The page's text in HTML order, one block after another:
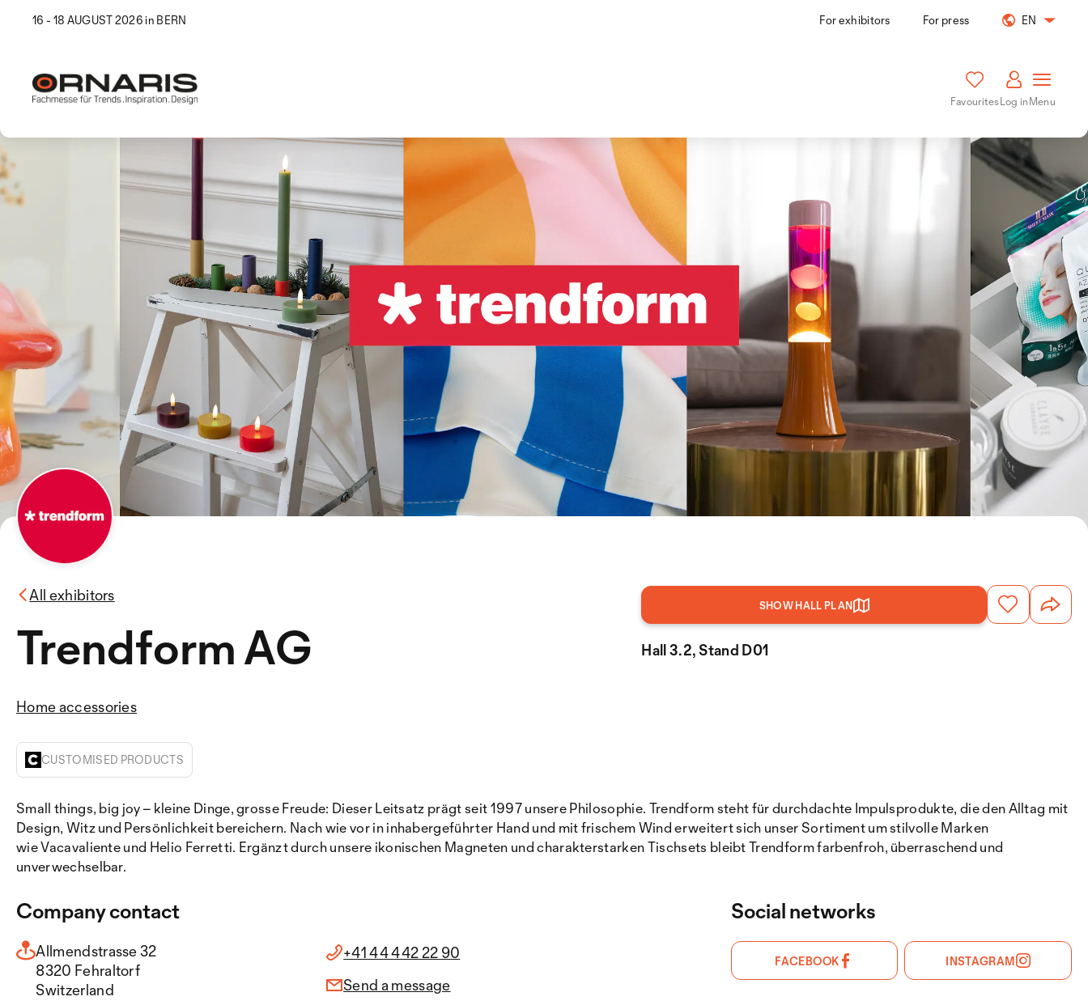
16 - 18 AUGUST 2026 in BERN For exhibitors For press EN
FavouritesLog inMenu
All exhibitors
Trendform AG
Home accessories
CUSTOMISED PRODUCTS
SHOW HALL PLAN
Hall 3.2, Stand D01
Small things, big joy – kleine Dinge, grosse Freude: Dieser Leitsatz prägt seit 1997 unsere Philosophie. Trendform steht für durchdachte Impulsprodukte, die den Alltag mit
Design, Witz und Persönlichkeit bereichern. Nach wie vor in inhabergeführter Hand und mit frischem Wind erweitert sich unser Sortiment um stilvolle Marken
wie Vacavaliente und Helio Ferretti. Ergänzt durch unsere ikonischen Magneten und charakterstarken Tischsets bleibt Trendform farbenfroh, überraschend und
unverwechselbar.
Company contact
Allmendstrasse 32
8320 Fehraltorf
Switzerland
+41 44 442 22 90
Send a message
Social networks
FACEBOOK INSTAGRAM